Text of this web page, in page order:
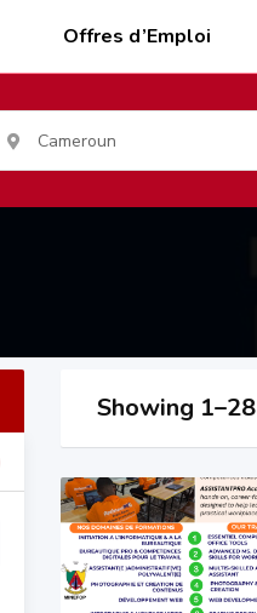
Offres d’Emploi
Cameroun
Showing